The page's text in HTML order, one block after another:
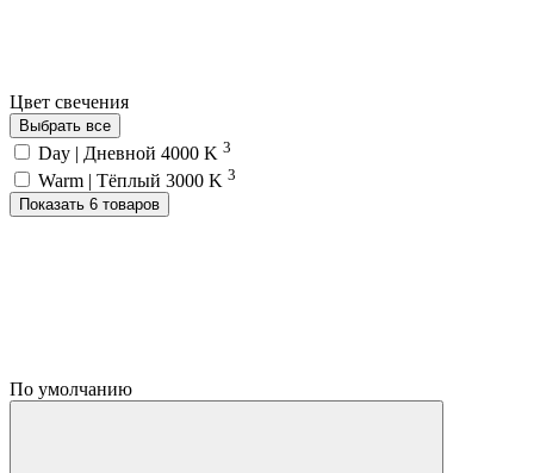
Цвет свечения
Выбрать все
Day | Дневной 4000 K 3
Warm | Тёплый 3000 K 3
Показать 6 товаров
По умолчанию